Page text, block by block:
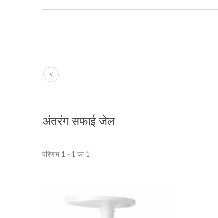
अंतरंग सफाई जेल
परिणाम 1 - 1 का 1